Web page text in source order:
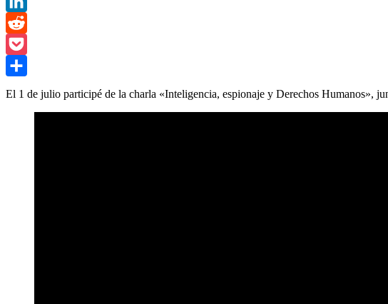
LinkedIn
Reddit
Pocket
El 1 de julio participé de la charla «Inteligencia, espionaje y Derechos Humanos»,